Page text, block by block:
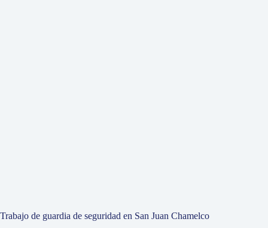
Trabajo de guardia de seguridad en San Juan Chamelco